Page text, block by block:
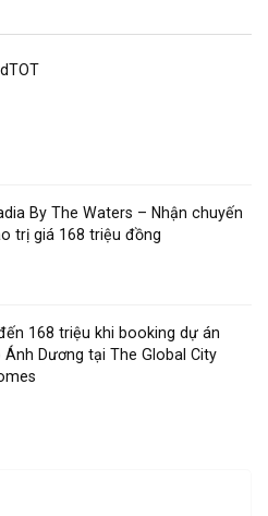
By The Waters – Nhận chuyến
trị giá 168 triệu đồng
168 triệu khi booking dự án
Dương tại The Global City